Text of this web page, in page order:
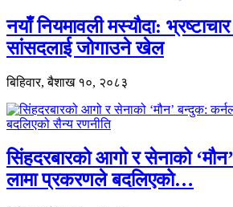
नयाँ नियमावली मस्यौदा: भ्रष्टाचार
सांसदलाई जोगाउने खेल
बिहिवार, बैशाख १०, २०८३
सिंहदरबारको आगो र सेनाको
लामा प्रकरणले बदलिएको…